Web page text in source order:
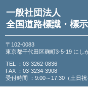
一般社団法人
全国道路標識・標
〒102-0083
東京都千代田区麹町3-5-19 にし
TEL ：03-3262-0836
FAX ：03-3234-3908
受付時間 ：9:00～17:30（土日祝